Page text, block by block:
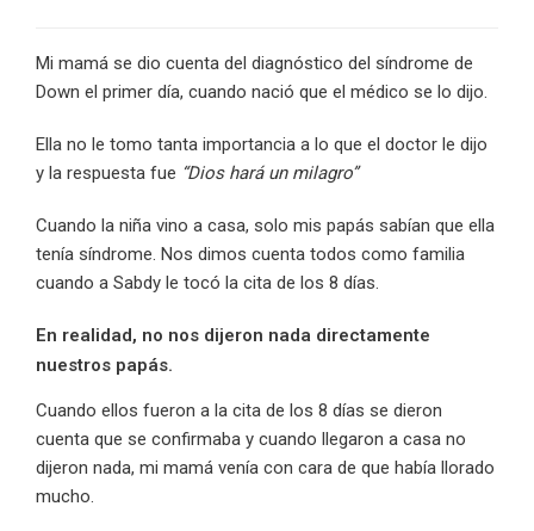
Mi mamá se dio cuenta del diagnóstico del síndrome de
Down el primer día, cuando nació que el médico se lo dijo.
Ella no le tomo tanta importancia a lo que el doctor le dijo
y la respuesta fue “Dios hará un milagro”
Cuando la niña vino a casa, solo mis papás sabían que ella
tenía síndrome. Nos dimos cuenta todos como familia
cuando a Sabdy le tocó la cita de los 8 días.
En realidad, no nos dijeron nada directamente
nuestros papás.
Cuando ellos fueron a la cita de los 8 días se dieron
cuenta que se confirmaba y cuando llegaron a casa no
dijeron nada, mi mamá venía con cara de que había llorado
mucho.